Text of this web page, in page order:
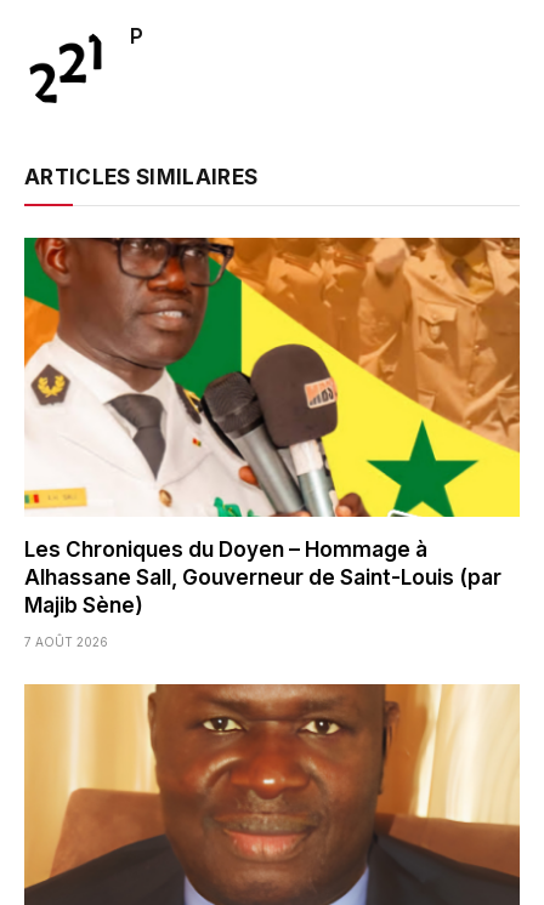
P
ARTICLES SIMILAIRES
Les Chroniques du Doyen – Hommage à
Alhassane Sall, Gouverneur de Saint-Louis (par
Majib Sène)
7 AOÛT 2026